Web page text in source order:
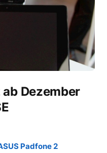
Dezember
Padfone 2